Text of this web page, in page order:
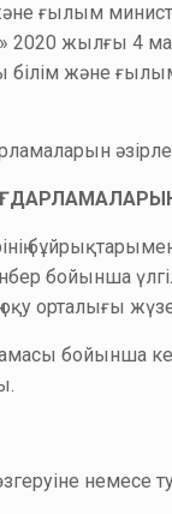
2020 жылғы 4
және
бойынша
оқу орталығы
бойынша
немесе